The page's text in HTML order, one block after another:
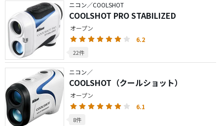
ニコン／COOLSHOT
COOLSHOT PRO STABILIZED
オープン
6.2
22件
ニコン／
COOLSHOT（クールショット）
オープン
6.1
8件